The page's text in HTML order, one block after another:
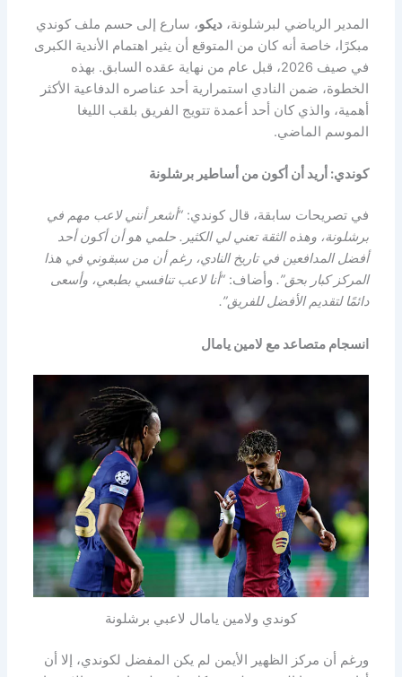
المدير الرياضي لبرشلونة،ديكو، سارع إلى حسم ملف كوندي
مبكرًا، خاصة أنه كان من المتوقع أن يثير اهتمام الأندية الكبرى
في صيف 2026، قبل عام من نهاية عقده السابق. بهذه
الخطوة، ضمن النادي استمرارية أحد عناصره الدفاعية الأكثر
أهمية، والذي كان أحد أعمدة تتويج الفريق بلقب الليغا
الموسم الماضي.
كوندي: أريد أن أكون من أساطير برشلونة
في تصريحات سابقة، قال كوندي:“أشعر أنني لاعب مهم في
برشلونة، وهذه الثقة تعني لي الكثير. حلمي هو أن أكون أحد
أفضل المدافعين في تاريخ النادي، رغم أن من سبقوني في هذا
المركز كبار بحق”. وأضاف:“أنا لاعب تنافسي بطبعي، وأسعى
دائمًا لتقديم الأفضل للفريق”.
انسجام متصاعد مع لامين يامال
كوندي ولامين يامال لاعبي برشلونة
ورغم أن مركز الظهير الأيمن لم يكن المفضل لكوندي، إلا أن